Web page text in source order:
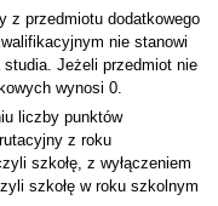
z przedmiotu dodatkowego
nie stanowi
Jeżeli przedmiot nie
wynosi 0.
liczby punktów
z roku
szkołę, z wyłączeniem
szkołę w roku szkolnym